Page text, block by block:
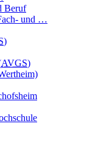
Beruf
und …
)
AVGS)